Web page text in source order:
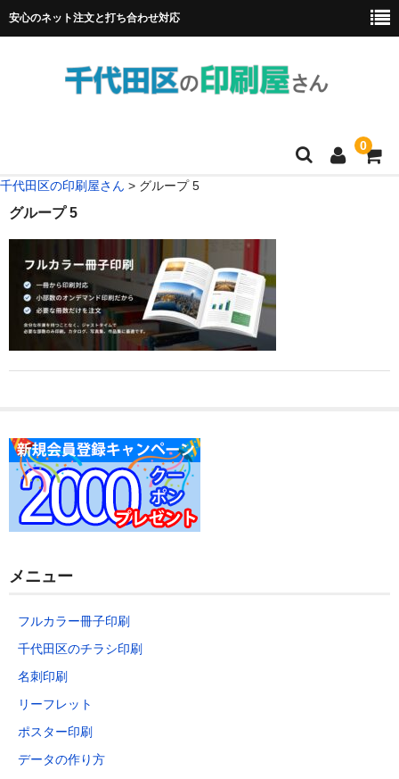
安心のネット注文と打ち合わせ対応
0
フルカラー冊子印刷
チラシ
名刺
リーフレット
お問い合わせ
千代田区の印刷屋さん > グループ 5
グループ 5
メニュー
フルカラー冊子印刷
千代田区のチラシ印刷
名刺印刷
リーフレット
ポスター印刷
データの作り方